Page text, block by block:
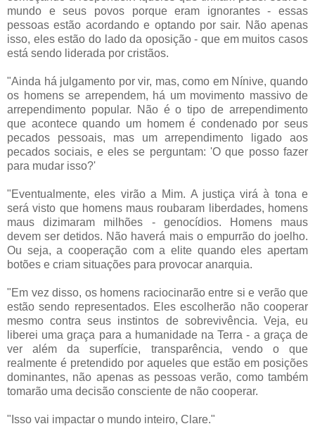
mundo e seus povos porque eram ignorantes - essas
pessoas estão acordando e optando por sair. Não apenas
isso, eles estão do lado da oposição - que em muitos casos
está sendo liderada por cristãos.
"Ainda há julgamento por vir, mas, como em Nínive, quando
os homens se arrependem, há um movimento massivo de
arrependimento popular. Não é o tipo de arrependimento
que acontece quando um homem é condenado por seus
pecados pessoais, mas um arrependimento ligado aos
pecados sociais, e eles se perguntam: 'O que posso fazer
para mudar isso?'
"Eventualmente, eles virão a Mim. A justiça virá à tona e
será visto que homens maus roubaram liberdades, homens
maus dizimaram milhões - genocídios. Homens maus
devem ser detidos. Não haverá mais o empurrão do joelho.
Ou seja, a cooperação com a elite quando eles apertam
botões e criam situações para provocar anarquia.
"Em vez disso, os homens raciocinarão entre si e verão que
estão sendo representados. Eles escolherão não cooperar
mesmo contra seus instintos de sobrevivência. Veja, eu
liberei uma graça para a humanidade na Terra - a graça de
ver além da superfície, transparência, vendo o que
realmente é pretendido por aqueles que estão em posições
dominantes, não apenas as pessoas verão, como também
tomarão uma decisão consciente de não cooperar.
"Isso vai impactar o mundo inteiro, Clare."